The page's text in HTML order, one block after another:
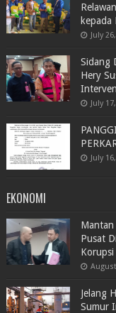
kepada
July
Sidang
Hery
July
July
EKONOMI
Mantan
Pusat
Jelang
Sumur